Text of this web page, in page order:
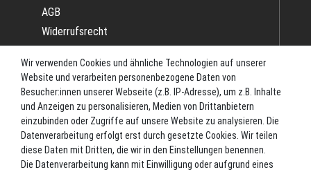
AGB
Widerrufsrecht
Impressum
Datenschutz
Batterieverordnung
Versand
Blog
TOP-KATEGORIEN
Wir verwenden Cookies und ähnliche Technologien auf unserer
Website und verarbeiten personenbezogene Daten von
Besucher:innen unserer Webseite (z.B. IP-Adresse), um z.B. Inhalte
und Anzeigen zu personalisieren, Medien von Drittanbietern
einzubinden oder Zugriffe auf unsere Website zu analysieren. Die
Datenverarbeitung erfolgt erst durch gesetzte Cookies. Wir teilen
diese Daten mit Dritten, die wir in den Einstellungen benennen.
Die Datenverarbeitung kann mit Einwilligung oder aufgrund eines